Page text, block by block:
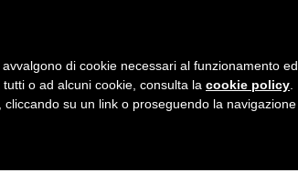
IL TEAM SERVIZI GALLERIA
di cookie necessari al funzionamento
o ad alcuni cookie, consulta la cookie policy
su un link o proseguendo la